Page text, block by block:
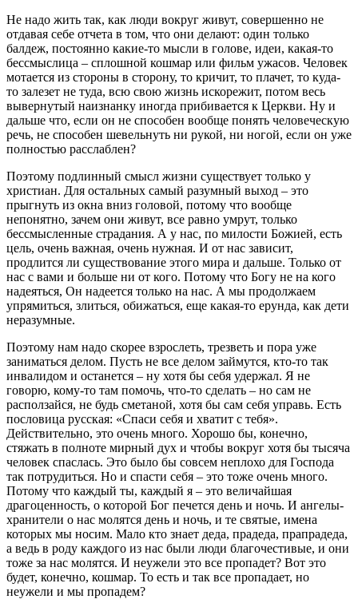
Не надо жить так, как люди вокруг живут, совершенно не
отдавая себе отчета в том, что они делают: один только
балдеж, постоянно какие-то мысли в голове, идеи, какая-то
бессмыслица – сплошной кошмар или фильм ужасов. Человек
мотается из стороны в сторону, то кричит, то плачет, то куда-
то залезет не туда, всю свою жизнь искорежит, потом весь
вывернутый наизнанку иногда прибивается к Церкви. Ну и
дальше что, если он не способен вообще понять человеческую
речь, не способен шевельнуть ни рукой, ни ногой, если он уже
полностью расслаблен?
Поэтому подлинный смысл жизни существует только у
христиан. Для остальных самый разумный выход – это
прыгнуть из окна вниз головой, потому что вообще
непонятно, зачем они живут, все равно умрут, только
бессмысленные страдания. А у нас, по милости Божией, есть
цель, очень важная, очень нужная. И от нас зависит,
продлится ли существование этого мира и дальше. Только от
нас с вами и больше ни от кого. Потому что Богу не на кого
надеяться, Он надеется только на нас. А мы продолжаем
упрямиться, злиться, обижаться, еще какая-то ерунда, как дети
неразумные.
Поэтому нам надо скорее взрослеть, трезветь и пора уже
заниматься делом. Пусть не все делом займутся, кто-то так
инвалидом и останется – ну хотя бы себя удержал. Я не
говорю, кому-то там помочь, что-то сделать – но сам не
расползайся, не будь сметаной, хотя бы сам себя управь. Есть
пословица русская: «Спаси себя и хватит с тебя».
Действительно, это очень много. Хорошо бы, конечно,
стяжать в полноте мирный дух и чтобы вокруг хотя бы тысяча
человек спаслась. Это было бы совсем неплохо для Господа
так потрудиться. Но и спасти себя – это тоже очень много.
Потому что каждый ты, каждый я – это величайшая
драгоценность, о которой Бог печется день и ночь. И ангелы-
хранители о нас молятся день и ночь, и те святые, имена
которых мы носим. Мало кто знает деда, прадеда, прапрадеда,
а ведь в роду каждого из нас были люди благочестивые, и они
тоже за нас молятся. И неужели это все пропадет? Вот это
будет, конечно, кошмар. То есть и так все пропадает, но
неужели и мы пропадем?